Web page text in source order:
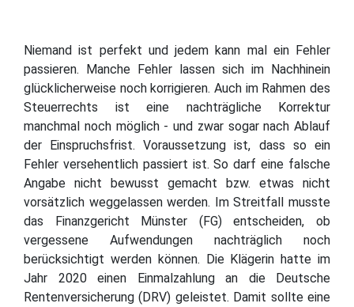
Niemand ist perfekt und jedem kann mal ein Fehler
passieren. Manche Fehler lassen sich im Nachhinein
glücklicherweise noch korrigieren. Auch im Rahmen des
Steuerrechts ist eine nachträgliche Korrektur
manchmal noch möglich - und zwar sogar nach Ablauf
der Einspruchsfrist. Voraussetzung ist, dass so ein
Fehler versehentlich passiert ist. So darf eine falsche
Angabe nicht bewusst gemacht bzw. etwas nicht
vorsätzlich weggelassen werden. Im Streitfall musste
das Finanzgericht Münster (FG) entscheiden, ob
vergessene Aufwendungen nachträglich noch
berücksichtigt werden können. Die Klägerin hatte im
Jahr 2020 einen Einmalzahlung an die Deutsche
Rentenversicherung (DRV) geleistet. Damit sollte eine